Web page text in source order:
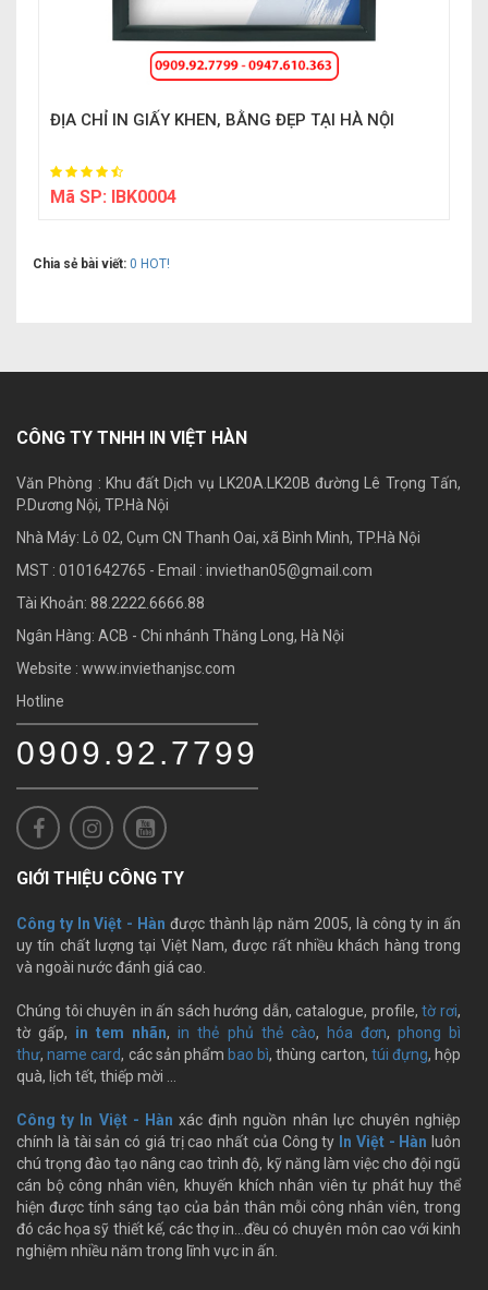
ĐỊA CHỈ IN GIẤY KHEN, BẰNG ĐẸP TẠI HÀ NỘI
Mã SP: IBK0004
Chia sẻ bài viết: 0 HOT!
CÔNG TY TNHH IN VIỆT HÀN
Văn Phòng : Khu đất Dịch vụ LK20A.LK20B đường Lê Trọng Tấn,
P.Dương Nội, TP.Hà Nội
Nhà Máy: Lô 02, Cụm CN Thanh Oai, xã Bình Minh, TP.Hà Nội
MST : 0101642765 - Email : inviethan05@gmail.com
Tài Khoản: 88.2222.6666.88
Ngân Hàng: ACB - Chi nhánh Thăng Long, Hà Nội
Website : www.inviethanjsc.com
Hotline
0909.92.7799
GIỚI THIỆU CÔNG TY
Công ty In Việt - Hàn được thành lập năm 2005, là công ty in ấn
uy tín chất lượng tại Việt Nam, được rất nhiều khách hàng trong
và ngoài nước đánh giá cao.
Chúng tôi chuyên in ấn sách hướng dẫn, catalogue, profile,tờ rơi,
tờ gấp, in tem nhãn,in thẻ phủ thẻ cào, hóa đơn, phong bì
thư,name card, các sản phẩm bao bì, thùng carton, túi đựng, hộp
quà, lịch tết, thiếp mời …
Công ty In Việt - Hàn xác định nguồn nhân lực chuyên nghiệp
chính là tài sản có giá trị cao nhất của Công ty In Việt - Hàn luôn
chú trọng đào tạo nâng cao trình độ, kỹ năng làm việc cho đội ngũ
cán bộ công nhân viên, khuyến khích nhân viên tự phát huy thể
hiện được tính sáng tạo của bản thân mỗi công nhân viên, trong
đó các họa sỹ thiết kế, các thợ in…đều có chuyên môn cao với kinh
nghiệm nhiều năm trong lĩnh vực in ấn.